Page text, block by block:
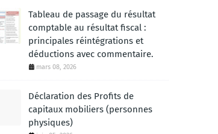
Tableau de passage du résultat
comptable au résultat fiscal :
principales réintégrations et
déductions avec commentaire.
mars 08, 2026
Déclaration des Profits de
capitaux mobiliers (personnes
physiques)